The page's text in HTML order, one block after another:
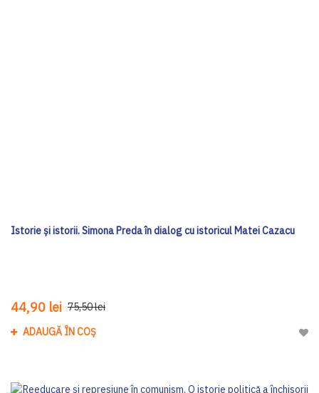
Istorie și istorii. Simona Preda în dialog cu istoricul Matei Cazacu
44,90 lei 75,50 lei
ADAUGĂ ÎN COȘ